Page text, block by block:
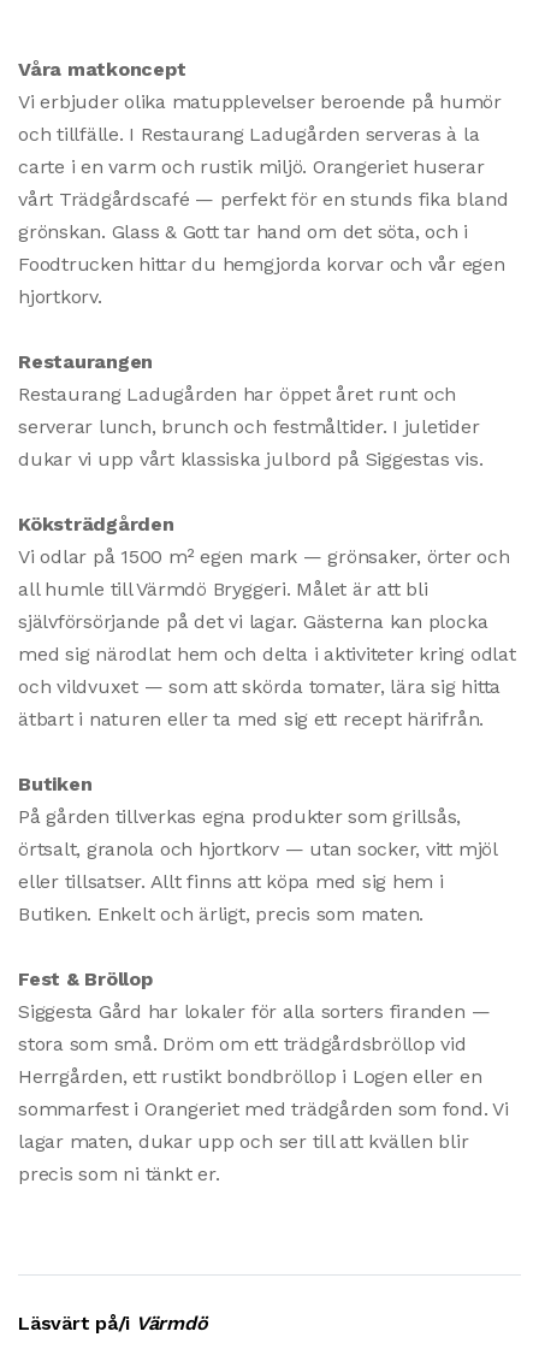
Våra matkoncept
Vi erbjuder olika matupplevelser beroende på humör
och tillfälle. I Restaurang Ladugården serveras à la
carte i en varm och rustik miljö. Orangeriet huserar
vårt Trädgårdscafé — perfekt för en stunds fika bland
grönskan. Glass & Gott tar hand om det söta, och i
Foodtrucken hittar du hemgjorda korvar och vår egen
hjortkorv.
Restaurangen
Restaurang Ladugården har öppet året runt och
serverar lunch, brunch och festmåltider. I juletider
dukar vi upp vårt klassiska julbord på Siggestas vis.
Köksträdgården
Vi odlar på 1500 m² egen mark — grönsaker, örter och
all humle till Värmdö Bryggeri. Målet är att bli
självförsörjande på det vi lagar. Gästerna kan plocka
med sig närodlat hem och delta i aktiviteter kring odlat
och vildvuxet — som att skörda tomater, lära sig hitta
ätbart i naturen eller ta med sig ett recept härifrån.
Butiken
På gården tillverkas egna produkter som grillsås,
örtsalt, granola och hjortkorv — utan socker, vitt mjöl
eller tillsatser. Allt finns att köpa med sig hem i
Butiken. Enkelt och ärligt, precis som maten.
Fest & Bröllop
Siggesta Gård har lokaler för alla sorters firanden —
stora som små. Dröm om ett trädgårdsbröllop vid
Herrgården, ett rustikt bondbröllop i Logen eller en
sommarfest i Orangeriet med trädgården som fond. Vi
lagar maten, dukar upp och ser till att kvällen blir
precis som ni tänkt er.
Läsvärt på/i Värmdö